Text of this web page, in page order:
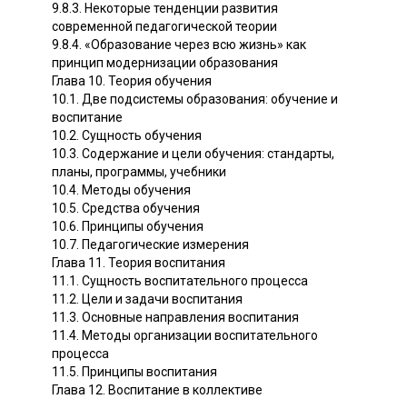
9.8.3. Некоторые тенденции развития
современной педагогической теории
9.8.4. «Образование через всю жизнь» как
принцип модернизации образования
Глава 10. Теория обучения
10.1. Две подсистемы образования: обучение и
воспитание
10.2. Сущность обучения
10.3. Содержание и цели обучения: стандарты,
планы, программы, учебники
10.4. Методы обучения
10.5. Средства обучения
10.6. Принципы обучения
10.7. Педагогические измерения
Глава 11. Теория воспитания
11.1. Сущность воспитательного процесса
11.2. Цели и задачи воспитания
11.3. Основные направления воспитания
11.4. Методы организации воспитательного
процесса
11.5. Принципы воспитания
Глава 12. Воспитание в коллективе